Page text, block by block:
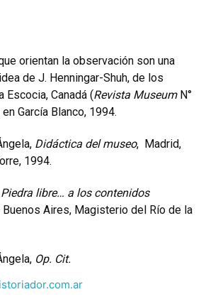
orientan la observación son una
de J. Henningar-Shuh, de los
Escocia, Canadá (Revista MuseumN°
García Blanco, 1994.
Didáctica del museo, Madrid,
1994.
Piedra libre… a los contenidos
Buenos Aires, Magisterio del Río de la
Op. Cit.